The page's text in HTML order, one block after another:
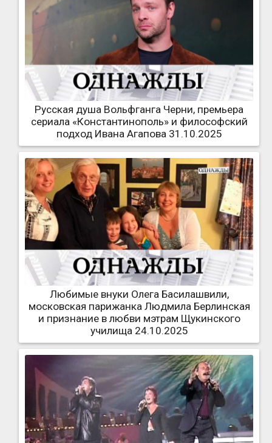
Русская душа Вольфганга Черни, премьера
сериала «Константинополь» и философский
подход Ивана Агапова 31.10.2025
Любимые внуки Олега Басилашвили,
московская парижанка Людмила Берлинская
и признание в любви мэтрам Щукинского
училища 24.10.2025